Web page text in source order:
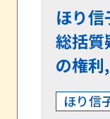
ほり
総括質
の権利
ほり信